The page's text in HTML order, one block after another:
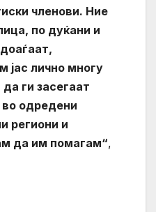
членови. Ние
по дуќани и
јас лично многу
ги засегаат
во одредени
региони и
да им помагам“,